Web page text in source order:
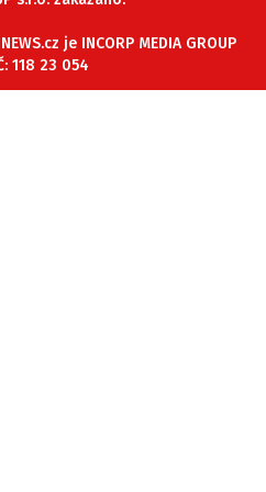
je INCORP MEDIA GROUP
118 23 054